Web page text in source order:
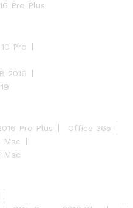
Pro Plus
Pro
2016
Pro Plus
Office 365
Mac
Mac